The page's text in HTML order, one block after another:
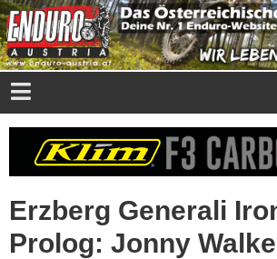
Erzberg Generali
Prolog: Jonny